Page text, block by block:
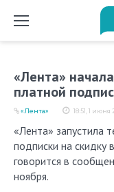
«Лента»
платной
18:51, 1 июня
«Лента»
«Лента» запустила тестирование сервиса платной
подписки на скидку
говорится в
ноября.